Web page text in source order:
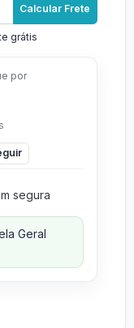
Calcular Frete
grátis
por
segura
Geral